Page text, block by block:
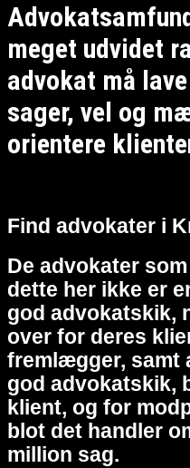
meget udvidet
advokat må
sager, vel og
orientere
Find advokater i
De advokater
dette her ikke er
god advokatskik,
over for deres
fremlægger, samt
god advokatskik,
klient, og for
blot det handler
million sag.